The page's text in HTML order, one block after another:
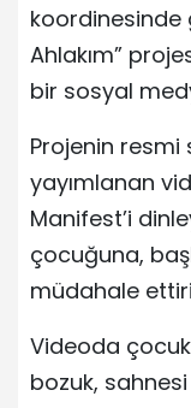
koordinesinde
Ahlakım”
bir sosyal
Projenin resmi
yayımlanan
Manifest’i
çocuğuna,
müdahale
Videoda
bozuk,